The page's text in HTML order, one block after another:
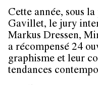
Cette année, sous
Gavillet, le jury
Markus Dressen,
a récompensé 24
graphisme et leur
tendances